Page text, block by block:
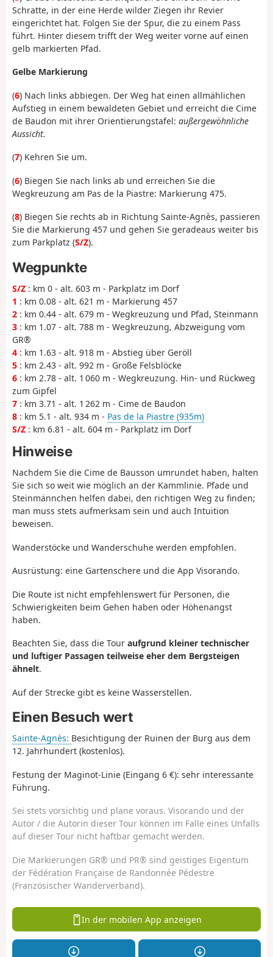
Schratte, in der eine Herde wilder Ziegen ihr Revier
eingerichtet hat. Folgen Sie der Spur, die zu einem Pass
führt. Hinter diesem trifft der Weg weiter vorne auf einen
gelb markierten Pfad.
Gelbe Markierung
(6) Nach links abbiegen. Der Weg hat einen allmählichen
Aufstieg in einem bewaldeten Gebiet und erreicht die Cime
de Baudon mit ihrer Orientierungstafel: außergewöhnliche
Aussicht.
(7) Kehren Sie um.
(6) Biegen Sie nach links ab und erreichen Sie die
Wegkreuzung am Pas de la Piastre: Markierung 475.
(8) Biegen Sie rechts ab in Richtung Sainte-Agnès, passieren
Sie die Markierung 457 und gehen Sie geradeaus weiter bis
zum Parkplatz (S/Z).
Wegpunkte
S/Z : km 0 - alt. 603 m - Parkplatz im Dorf
1 : km 0.08 - alt. 621 m - Markierung 457
2 : km 0.44 - alt. 679 m - Wegkreuzung und Pfad, Steinmann
3 : km 1.07 - alt. 788 m - Wegkreuzung, Abzweigung vom
GR®
4 : km 1.63 - alt. 918 m - Abstieg über Geröll
5 : km 2.43 - alt. 992 m - Große Felsblöcke
6 : km 2.78 - alt. 1 060 m - Wegkreuzung. Hin- und Rückweg
zum Gipfel
7 : km 3.71 - alt. 1 262 m - Cime de Baudon
8 : km 5.1 - alt. 934 m - Pas de la Piastre (935m)
S/Z : km 6.81 - alt. 604 m - Parkplatz im Dorf
Hinweise
Nachdem Sie die Cime de Bausson umrundet haben, halten
Sie sich so weit wie möglich an der Kammlinie. Pfade und
Steinmännchen helfen dabei, den richtigen Weg zu finden;
man muss stets aufmerksam sein und auch Intuition
beweisen.
Wanderstöcke und Wanderschuhe werden empfohlen.
Ausrüstung: eine Gartenschere und die App Visorando.
Die Route ist nicht empfehlenswert für Personen, die
Schwierigkeiten beim Gehen haben oder Höhenangst
haben.
Beachten Sie, dass die Tour aufgrund kleiner technischer
und luftiger Passagen teilweise eher dem Bergsteigen
ähnelt.
Auf der Strecke gibt es keine Wasserstellen.
Einen Besuch wert
Sainte-Agnès: Besichtigung der Ruinen der Burg aus dem
12. Jahrhundert (kostenlos).
Festung der Maginot-Linie (Eingang 6 €): sehr interessante
Führung.
Sei stets vorsichtig und plane voraus. Visorando und der
Autor / die Autorin dieser Tour können im Falle eines Unfalls
auf dieser Tour nicht haftbar gemacht werden.
Die Markierungen GR® und PR® sind geistiges Eigentum
der Fédération Française de Randonnée Pédestre
(Französischer Wanderverband).
In der mobilen App anzeigen